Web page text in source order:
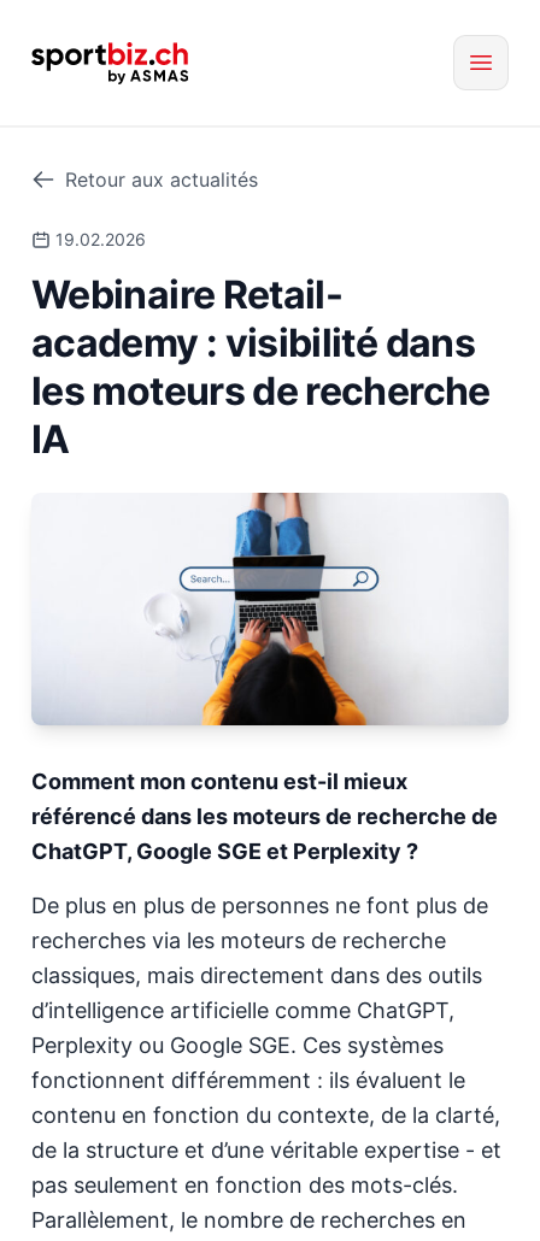
Retour aux actualités
19.02.2026
Webinaire Retail-
academy : visibilité dans
les moteurs de recherche
IA
Comment mon contenu est-il mieux
référencé dans les moteurs de recherche de
ChatGPT, Google SGE et Perplexity ?
De plus en plus de personnes ne font plus de
recherches via les moteurs de recherche
classiques, mais directement dans des outils
d’intelligence artificielle comme ChatGPT,
Perplexity ou Google SGE. Ces systèmes
fonctionnent différemment : ils évaluent le
contenu en fonction du contexte, de la clarté,
de la structure et d’une véritable expertise - et
pas seulement en fonction des mots-clés.
Parallèlement, le nombre de recherches en